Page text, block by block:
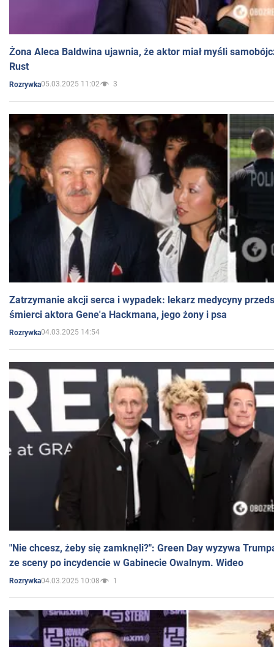
Żona Aleca Baldwina ujawnia, że aktor miał myśli
Rust
Rozrywka05.03.2025 11:02 3
Zatrzymanie akcji serca i wypadek: lekarz medycyny
śmierci aktora Gene'a Hackmana, jego żony i psa
Rozrywka04.03.2025 14:54
"Nie chcesz, żeby się zamknęli?": Green Day wyzywa
ze sceny po incydencie w Gabinecie Owalnym. Wideo
Rozrywka04.03.2025 10:08 1